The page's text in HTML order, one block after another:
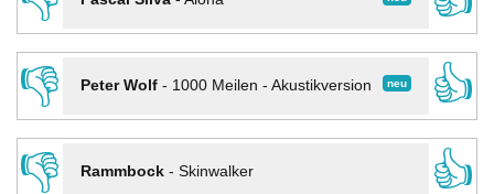
👎
neu
Peter Wolf- 1000 Meilen - Akustikversion
👍
👎
Rammbock- Skinwalker
👍